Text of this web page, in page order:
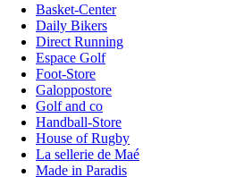
Basket-Center
Daily Bikers
Direct Running
Espace Golf
Foot-Store
Galoppostore
Golf and co
Handball-Store
House of Rugby
La sellerie de Maé
Made in Paradis